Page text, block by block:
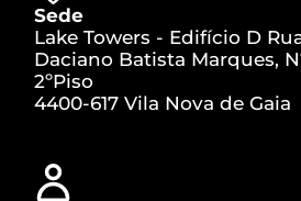
Sede
Lake Towers - Edifício D
Daciano Batista Marques,
2ºPiso
4400-617 Vila Nova de Gaia